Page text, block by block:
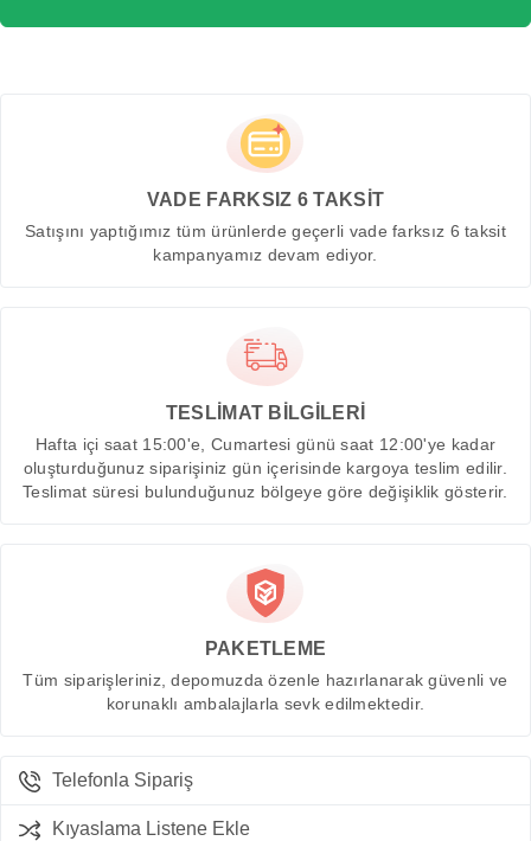
VADE FARKSIZ 6 TAKSİT
Satışını yaptığımız tüm ürünlerde geçerli vade farksız 6 taksit
kampanyamız devam ediyor.
TESLİMAT BİLGİLERİ
Hafta içi saat 15:00'e, Cumartesi günü saat 12:00'ye kadar
oluşturduğunuz siparişiniz gün içerisinde kargoya teslim edilir.
Teslimat süresi bulunduğunuz bölgeye göre değişiklik gösterir.
PAKETLEME
Tüm siparişleriniz, depomuzda özenle hazırlanarak güvenli ve
korunaklı ambalajlarla sevk edilmektedir.
Telefonla Sipariş
Kıyaslama Listene Ekle